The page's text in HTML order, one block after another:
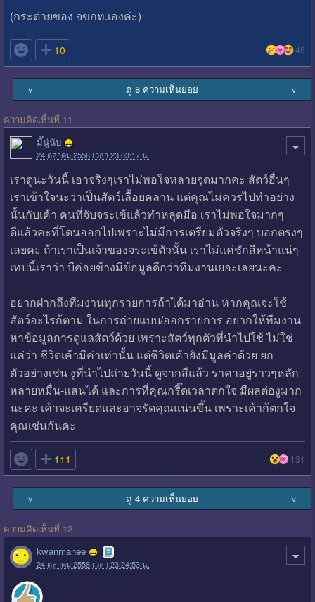
(กระต่ายของ จขกท.เองค่ะ)
 10 49
∨ ดู 8 ความเห็นย่อย ∨
ความคิดเห็นที่ 11
มี๊นู๋นับ
24 ตุลาคม 2558 เวลา 23:03:17 น.
เราดูนะวันนี้ เอาจริงๆเราไม่พอใจหลายจุดมากคะ สัตว์อื่นๆ
เราเข้าใจนะว่าเป็นสัตว์เลื้อยคลาน แต่คุณไม่ควรไปทำอย่าง
นั้นกับเค้า คนที่จับจระเข้แล้วทำหลุดมือ เราไม่พอใจมากๆ
ดีแล้วคะที่โดนออกไปเพราะไม่มีการเตรียมตัวจริงๆ บอกตรงๆ
เลยคะ ถ้าเราเป็นเจ้าของจระเข้ตัวนั้น เราไม่แค่ชักสีหน้าแน่ๆ
เทปนี้เราว่า บีค่อยข้างมีข้อมูลดีกว่าทีมงานเยอะเลยนะคะ
อยากฝากถึงทีมงานทุกรายการถ้าได้มาอ่าน หากคุณจะใช้
สัตว์อะไรก้ตาม ในการถ่ายแบบ/ออกรายการ อยากให้ทีมงาน
หาข้อมูลการดูแลสัตว์ด้วย เพราะสัตว์ทุกตัวที่นำไปใช้ ไม่ใช่
แค่ว่า ชีวิตเค้ามีค่าเท่านั้น แต่ชีวิตเค้ายังมีมูลค่าด้วย ยก
ตัวอย่างเช่น งูที่นำไปถ่ายวันนี้ ดูจากสีแล้ว ราคาอยู่ราวๆหลัก
หลายหมื่น-แสนได้ และการที่คุณกรี๊ดเวลาตกใจ มีผลต่องูมาก
นะคะ เค้าจะเครียดและอาจรัดคุณแน่นขึ้น เพราะเค้าก้ตกใจ
คุณเช่นกันคะ
 111 131
∨ ดู 4 ความเห็นย่อย ∨
ความคิดเห็นที่ 12
kwanmanee
24 ตุลาคม 2558 เวลา 23:24:53 น.